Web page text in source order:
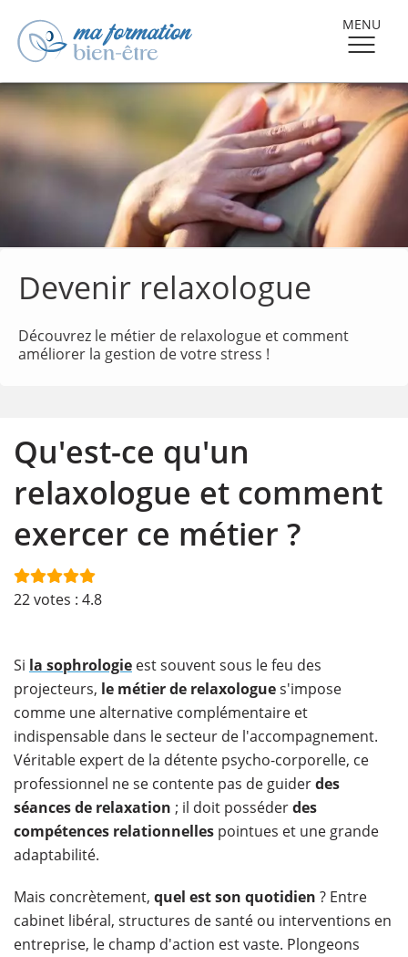
MENU
Devenir relaxologue
Découvrez le métier de relaxologue et comment
améliorer la gestion de votre stress !
Qu'est-ce qu'un
relaxologue et comment
exercer ce métier ?
22votes : 4.8
Si la sophrologie est souvent sous le feu des
projecteurs, le métier de relaxologues'impose
comme une alternative complémentaire et
indispensable dans le secteur de l'accompagnement.
Véritable expert de la détente psycho-corporelle, ce
professionnel ne se contente pas de guiderdes
séances de relaxation ; il doit posséderdes
compétences relationnelles pointues et une grande
adaptabilité.
Mais concrètement, quel est son quotidien ? Entre
cabinet libéral, structures de santé ou interventions en
entreprise, le champ d'action est vaste. Plongeons